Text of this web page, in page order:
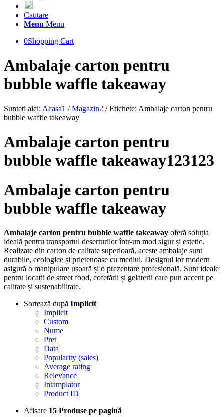
Cautare
Menu Menu
0Shopping Cart
Ambalaje carton pentru
bubble waffle takeaway
Sunteți aici: Acasa1 / Magazin2 / Etichete: Ambalaje carton pentru
bubble waffle takeaway
Ambalaje carton pentru
bubble waffle takeaway123123
Ambalaje carton pentru
bubble waffle takeaway
Ambalaje carton pentru bubble waffle takeaway oferă soluția
ideală pentru transportul deserturilor într-un mod sigur și estetic.
Realizate din carton de calitate superioară, aceste ambalaje sunt
durabile, ecologice și prietenoase cu mediul. Designul lor modern
asigură o manipulare ușoară și o prezentare profesională. Sunt ideale
pentru locații de street food, cofetării și gelaterii care pun accent pe
calitate și sustenabilitate.
Sortează după Implicit
Implicit
Custom
Nume
Pret
Data
Popularity (sales)
Average rating
Relevance
Intamplator
Product ID
Afisare 15 Produse pe pagină